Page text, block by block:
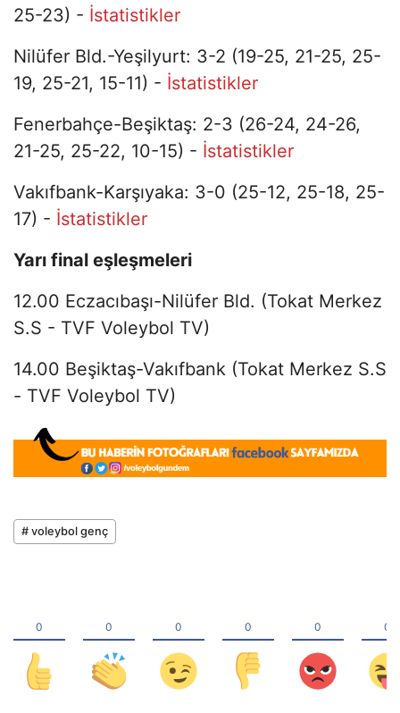
25-23) - İstatistikler
Nilüfer Bld.-Yeşilyurt: 3-2 (19-25, 21-25, 25-
19, 25-21, 15-11) - İstatistikler
Fenerbahçe-Beşiktaş: 2-3 (26-24, 24-26,
21-25, 25-22, 10-15) - İstatistikler
Vakıfbank-Karşıyaka: 3-0 (25-12, 25-18, 25-
17) - İstatistikler
Yarı final eşleşmeleri
12.00 Eczacıbaşı-Nilüfer Bld. (Tokat Merkez
S.S - TVF Voleybol TV)
14.00 Beşiktaş-Vakıfbank (Tokat Merkez S.S
- TVF Voleybol TV)
# voleybol genç